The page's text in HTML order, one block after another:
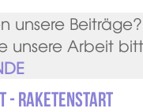
unsere Beiträge?
unsere Arbeit
- Raketenstart